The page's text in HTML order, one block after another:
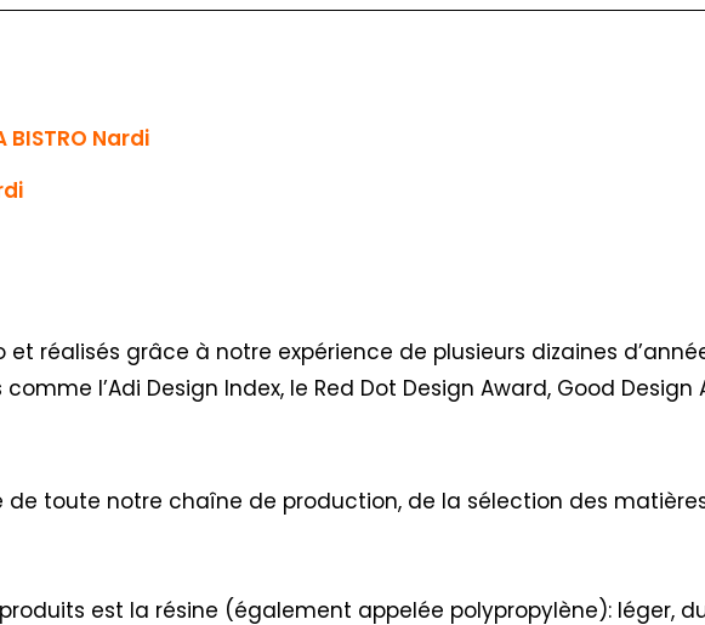
Nardi
réalisés grâce à notre expérience de plusieurs dizaines
l’Adi Design Index, le Red Dot Design Award, Good
toute notre chaîne de production, de la sélection des
est la résine (également appelée polypropylène): léger,